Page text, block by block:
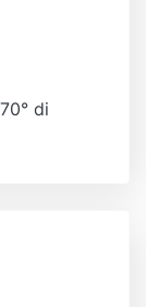
di